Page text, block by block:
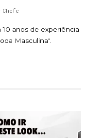
10 anos de experiência
Masculina".